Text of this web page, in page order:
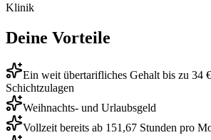
Klinik
Deine Vorteile
Ein weit übertarifliches Gehalt bis zu 34
Schichtzulagen
Weihnachts- und Urlaubsgeld
Vollzeit bereits ab 151,67 Stunden pro